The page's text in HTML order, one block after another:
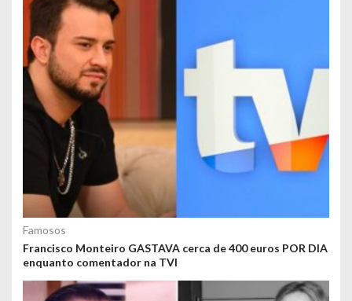
Famosos
Francisco Monteiro GASTAVA cerca de 400 euros POR DIA
enquanto comentador na TVI